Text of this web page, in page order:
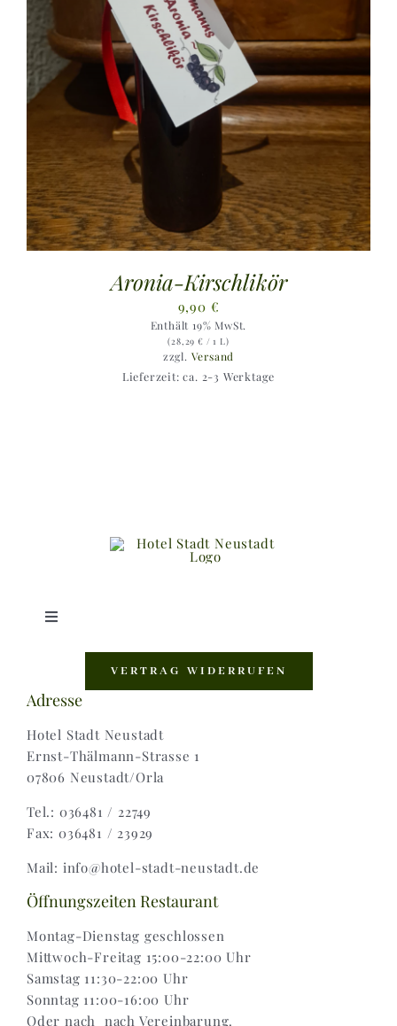
Aronia-Kirschlikör
9,90 €
Enthält 19% MwSt.
(28,29€ / 1 L)
zzgl. Versand
Lieferzeit: ca. 2-3 Werktage
Toggle
Zahlungsweisen |
Widerruf |
Versand & Lieferung
VERTRAG WIDERRUFEN
Adresse
Hotel Stadt Neustadt
Ernst-Thälmann-Strasse 1
07806 Neustadt/Orla
Tel.: 036481 / 22749
Fax: 036481 / 23929
Mail: info@hotel-stadt-neustadt.de
Öffnungszeiten Restaurant
Montag-Dienstag geschlossen
Mittwoch-Freitag 15:00-22:00 Uhr
Samstag 11:30-22:00 Uhr
Sonntag 11:00-16:00 Uhr
Oder nach nach Vereinbarung.